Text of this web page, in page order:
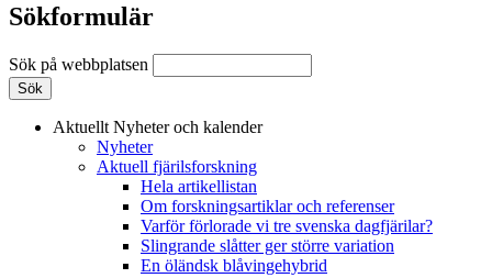
Sökformulär
Sök på webbplatsen
Aktuellt Nyheter och kalender
Nyheter
Aktuell fjärilsforskning
Hela artikellistan
Om forskningsartiklar och referenser
Varför förlorade vi tre svenska dagfjärilar?
Slingrande slåtter ger större variation
En öländsk blåvingehybrid